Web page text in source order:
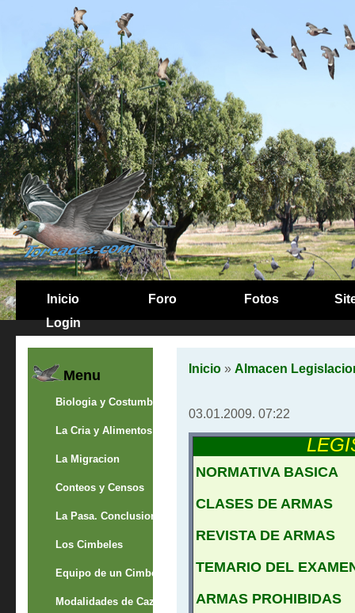
Inicio Foro Fotos
Login
Menu
Biologia y Costumbres
La Cria y Alimentos
La Migracion
Conteos y Censos
La Pasa. Conclusion
Los Cimbeles
Equipo de un Cimbelero
Modalidades de Caza
Inicio» Almacen
03.01.2009. 07:22
NORMATIVA BASICA
CLASES DE ARMAS
REVISTA DE ARMAS
TEMARIO DEL
ARMAS PROHIBIDAS